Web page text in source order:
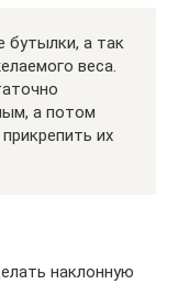
бутылки, а так
веса.
а потом
их
наклонную